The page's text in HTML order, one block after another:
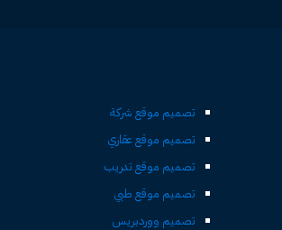
تصميم موقع شركة
تصميم موقع عقاري
تصميم موقع تدريب
تصميم موقع طبي
تصميم ووردبريس